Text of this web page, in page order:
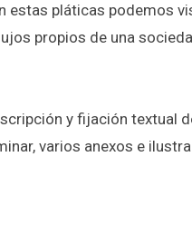
estas pláticas podemos
propios de una
y fijación textual
varios anexos e